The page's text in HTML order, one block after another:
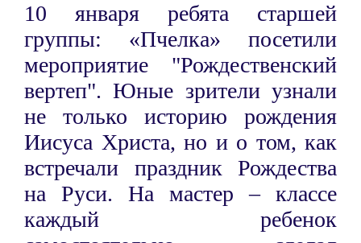
10 января ребята старшей
группы: «Пчелка» посетили
мероприятие "Рождественский
вертеп". Юные зрители узнали
не только историю рождения
Иисуса Христа, но и о том, как
встречали праздник Рождества
на Руси. На мастер – классе
каждый ребенок